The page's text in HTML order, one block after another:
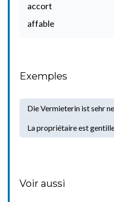
accort
affable
Exemples
Die Vermieterin ist sehr
La propriétaire est
Voir aussi